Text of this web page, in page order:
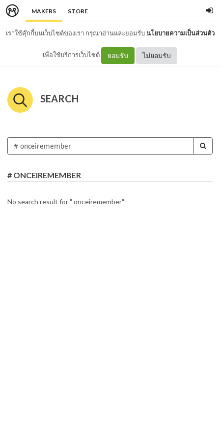
MAKERS STORE
เราใช้คุ๊กกี้บนเว็บไซต์ของเรา กรุณาอ่านและยอมรับนโยบายความเป็นส่วนตัว
เพื่อใช้บริการเว็บไซต์ ยอมรับ ไม่ยอมรับ
SEARCH
# ONCEIREMEMBER
No search result for " onceiremember"